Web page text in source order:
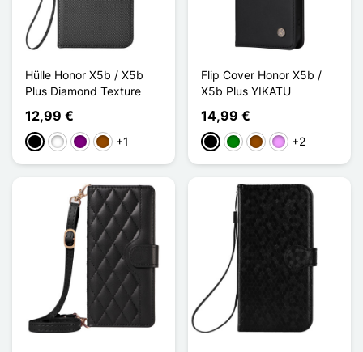
Hülle Honor X5b / X5b
Plus Diamond Texture
12,99 €
Schwarz
WeißViolettBraun
+1
Flip Cover Honor X5b /
X5b Plus YIKATU
14,99 €
Schwarz
GrünBraunHellviolett
+2